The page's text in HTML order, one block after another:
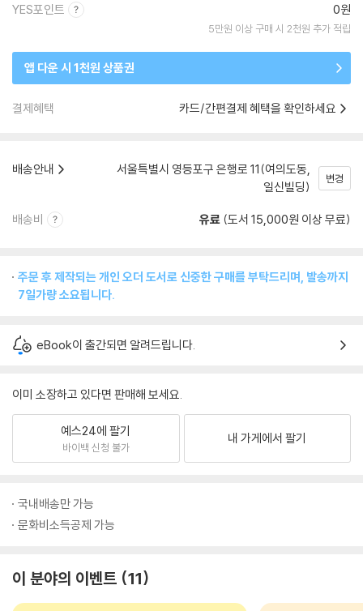
YES포인트 0원
5만원 이상 구매 시 2천원 추가 적립
앱 다운 시 1천원 상품권
결제혜택 카드/간편결제 혜택을 확인하세요
배송안내
서울특별시 영등포구 은행로 11(여의도동,
일신빌딩)
변경
배송비 유료 (도서 15,000원 이상 무료)
주문 후 제작되는 개인 오더 도서로 신중한 구매를 부탁드리며, 발송까지
7일가량 소요됩니다.
eBook이 출간되면 알려드립니다.
이미 소장하고 있다면 판매해 보세요.
예스24에 팔기
바이백 신청 불가
내 가게에서 팔기
국내배송만 가능
문화비소득공제 가능
이 분야의 이벤트 11